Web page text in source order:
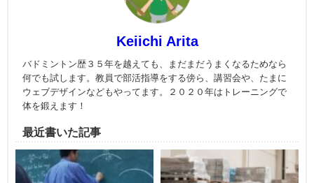
Keiichi Arita
バドミントン歴３５年を越えても、まだまだうまくなるためなら
何でも試します。教員で部活指導をする傍ら、講習会や、たまに
ウェブデザインなどもやってます。２０２０年はトレーニングで
体を鍛えます！
最近書いた記事